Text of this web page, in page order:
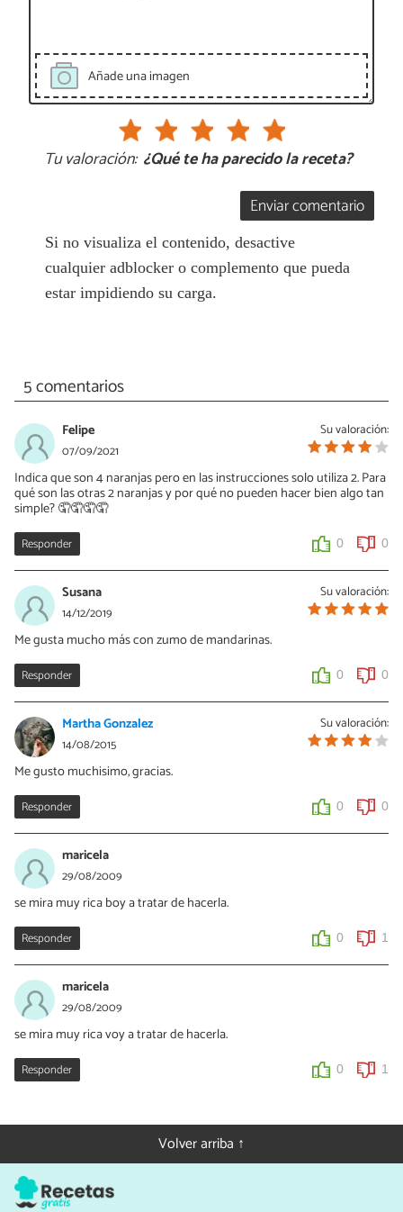
Añade una imagen
Tu valoración: ¿Qué te ha parecido la receta?
Enviar comentario
Si no visualiza el contenido, desactive
cualquier adblocker o complemento que pueda
estar impidiendo su carga.
5 comentarios
Su valoración:
Felipe
07/09/2021
Indica que son 4 naranjas pero en las instrucciones solo utiliza 2. Para
qué son las otras 2 naranjas y por qué no pueden hacer bien algo tan
simple? 🤦🤦🤦🤦
Responder 0 0
Su valoración:
Susana
14/12/2019
Me gusta mucho más con zumo de mandarinas.
Responder 0 0
Su valoración:
Martha Gonzalez
14/08/2015
Me gusto muchisimo, gracias.
Responder 0 0
maricela
29/08/2009
se mira muy rica boy a tratar de hacerla.
Responder 0 1
maricela
29/08/2009
se mira muy rica voy a tratar de hacerla.
Responder 0 1
Volver arriba ↑